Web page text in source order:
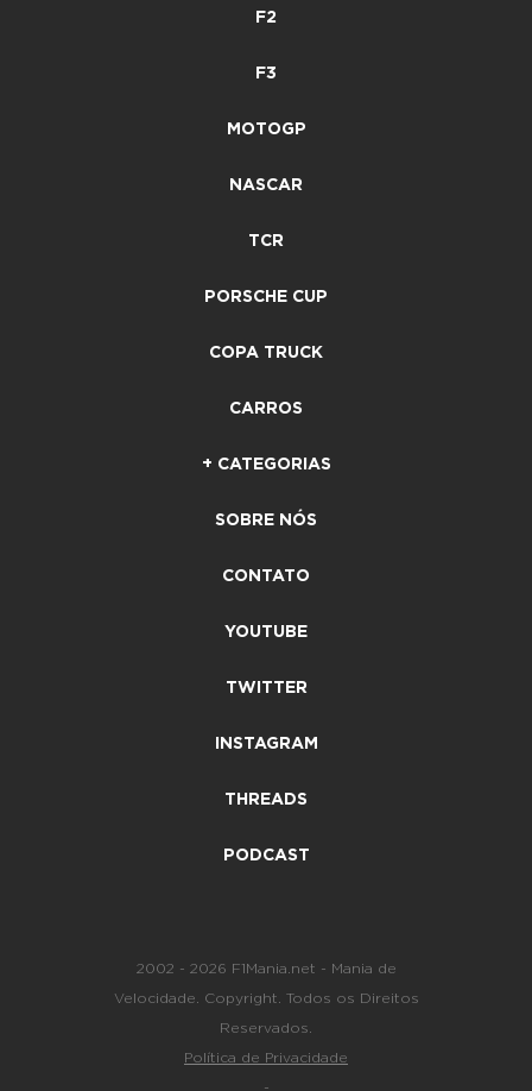
F2
F3
MOTOGP
NASCAR
TCR
PORSCHE CUP
COPA TRUCK
CARROS
+ CATEGORIAS
SOBRE NÓS
CONTATO
YOUTUBE
TWITTER
INSTAGRAM
THREADS
PODCAST
2002 - 2026 F1Mania.net - Mania de
Velocidade. Copyright. Todos os Direitos
Reservados.
Política de Privacidade
-